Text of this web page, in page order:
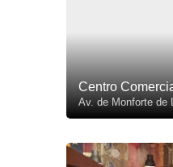
Centro
Av. de Monforte de